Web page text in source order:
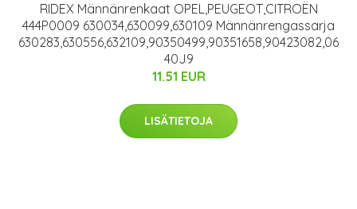
RIDEX Männänrenkaat OPEL,PEUGEOT,CITROËN
444P0009 630034,630099,630109 Männänrengassarja
630283,630556,632109,90350499,90351658,90423082,06
40J9
11.51 EUR
LISÄTIETOJA